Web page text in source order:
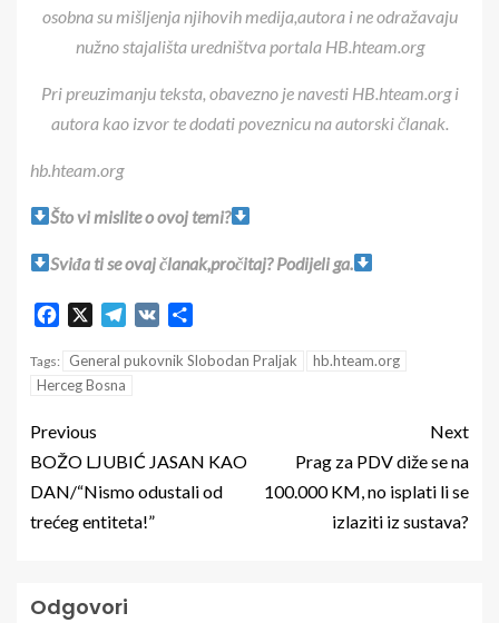
osobna su mišljenja njihovih medija,autora i ne odražavaju
nužno stajališta uredništva portala HB.hteam.org
Pri preuzimanju teksta, obavezno je navesti HB.hteam.org i
autora kao izvor te dodati poveznicu na autorski članak.
hb.hteam.org
Što vi mislite o ovoj temi?
Sviđa ti se ovaj članak,pročitaj? Podijeli ga.
Facebook Telegram
VK
Tags: General pukovnik Slobodan Praljak
hb.hteam.org
Herceg Bosna
Previous
BOŽO LJUBIĆ JASAN KAO
DAN/“Nismo odustali od
trećeg entiteta!”
Next
Prag za PDV diže se na
100.000 KM, no isplati li se
izlaziti iz sustava?
Odgovori